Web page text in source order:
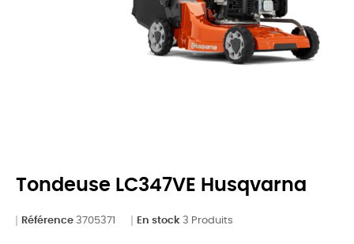
Tondeuse LC347VE Husqvarna
Référence 3705371 En stock 3 Produits